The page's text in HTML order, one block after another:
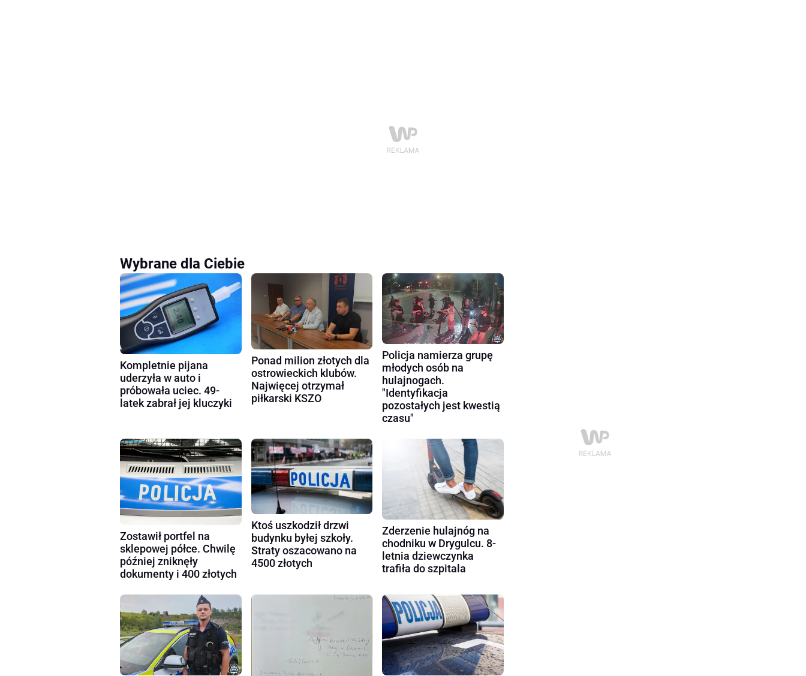
Wybrane dla Ciebie
Kompletnie pijana
uderzyła w auto i
próbowała uciec. 49-
latek zabrał jej kluczyki
Ponad milion złotych dla
ostrowieckich klubów.
Najwięcej otrzymał
piłkarski KSZO
Policja namierza grupę
młodych osób na
hulajnogach.
"Identyfikacja
pozostałych jest kwestią
czasu"
Zostawił portfel na
sklepowej półce. Chwilę
później zniknęły
dokumenty i 400 złotych
Ktoś uszkodził drzwi
budynku byłej szkoły.
Straty oszacowano na
4500 złotych
Zderzenie hulajnóg na
chodniku w Drygulcu. 8-
letnia dziewczynka
trafiła do szpitala